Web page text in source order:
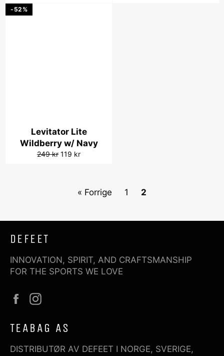
Levitator Lite
Wildberry w/ Navy
Vanlig
249 kr Salgspris
119 kr
-52%
« Forrige 1 2
DEFEET
INNOVATION, SPIRIT, AND CRAFTSMANSHIP
FOR THE SPORTS WE LOVE
Facebook
TEABAG AS
DISTRIBUTØR AV DEFEET I NORGE, SVERIGE,